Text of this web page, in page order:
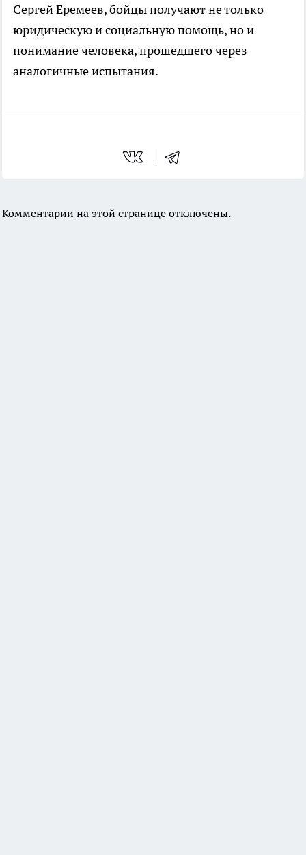
Сергей Еремеев, бойцы получают не только
юридическую и социальную помощь, но и
понимание человека, прошедшего через
аналогичные испытания.
Комментарии на этой странице отключены.